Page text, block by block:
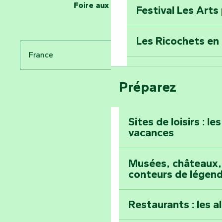
Voyagez dans le
Maillezais
Montez au
Festival Les Arts
Les Ricochets
Tout l'agenda
Préparez
Sites de loisirs :
vacances
Musées,
conteurs de
Restaurants : les
Foire aux questions
France